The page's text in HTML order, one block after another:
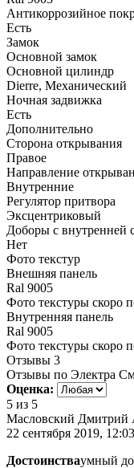
Антикоррозийное
Есть
Замок
Основной замок
Основной цилиндр
Dierre, Механический
Ночная задвижка
Есть
Дополнительно
Сторона открывания
Правое
Направление
Внутренние
Регулятор притвора
Эксцентриковый
Доборы с внутренней
Нет
Фото текстур
Внешняя панель
Ral 9005
Фото текстуры скоро
Внутренняя панель
Ral 9005
Фото текстуры скоро
Отзывы 3
Отзывы по Электра
Оценка:
5 из 5
Масловский Дмитрий
22 сентября 2019,
Достоинстваумный